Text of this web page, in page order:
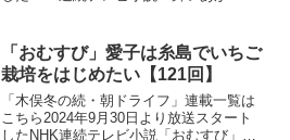
かな長崎・五島列島で人との絆を育みな
がら、空を飛ぶ夢に向...
「おむすび」愛子は糸島でいちご
栽培をはじめたい【121回】
「木俣冬の続・朝ドライフ」連載一覧は
こちら2024年9月30日より放送スタート
したNHK連続テレビ小説「おむすび」。